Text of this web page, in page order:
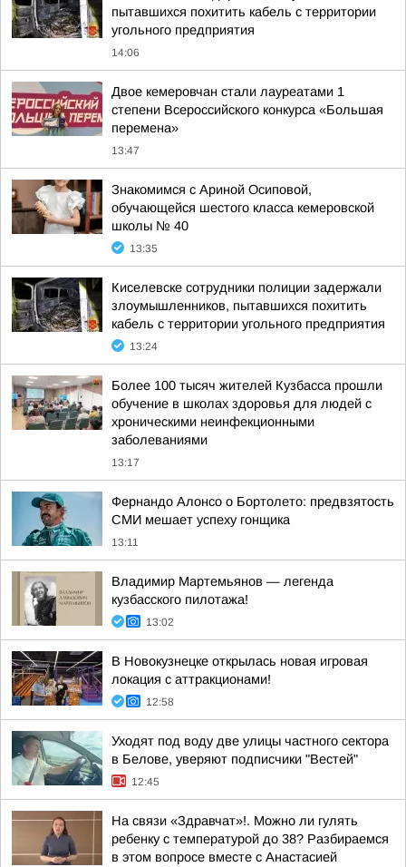
пытавшихся похитить кабель с территории
угольного предприятия
14:06
Двое кемеровчан стали лауреатами 1
степени Всероссийского конкурса «Большая
перемена»
13:47
Знакомимся с Ариной Осиповой,
обучающейся шестого класса кемеровской
школы № 40
13:35
Киселевске сотрудники полиции задержали
злоумышленников, пытавшихся похитить
кабель с территории угольного предприятия
13:24
Более 100 тысяч жителей Кузбасса прошли
обучение в школах здоровья для людей с
хроническими неинфекционными
заболеваниями
13:17
Фернандо Алонсо о Бортолето: предвзятость
СМИ мешает успеху гонщика
13:11
Владимир Мартемьянов — легенда
кузбасского пилотажа!
13:02
В Новокузнецке открылась новая игровая
локация с аттракционами!
12:58
Уходят под воду две улицы частного сектора
в Белове, уверяют подписчики "Вестей"
12:45
На связи «Здравчат»!. Можно ли гулять
ребенку с температурой до 38? Разбираемся
в этом вопросе вместе с Анастасией